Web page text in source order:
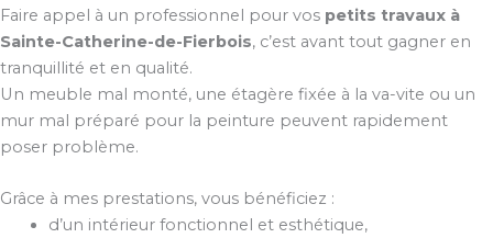
Faire appel à un professionnel pour vos petits travaux à
Sainte-Catherine-de-Fierbois, c’est avant tout gagner en
tranquillité et en qualité.
Un meuble mal monté, une étagère fixée à la va-vite ou un
mur mal préparé pour la peinture peuvent rapidement
poser problème.
Grâce à mes prestations, vous bénéficiez :
d’un intérieur fonctionnel et esthétique,